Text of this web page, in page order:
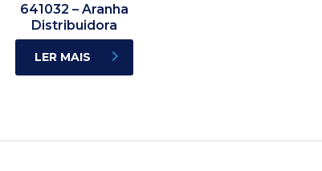
641032 – Aranha
Distribuidora
LER MAIS